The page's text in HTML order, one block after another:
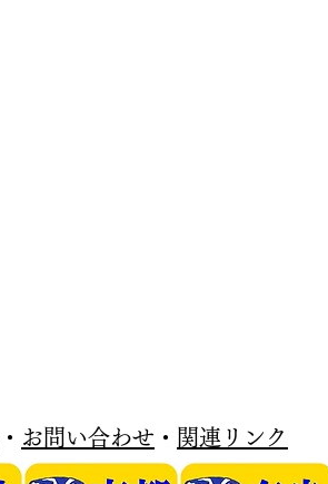
・ お問い合わせ ・ 関連リンク